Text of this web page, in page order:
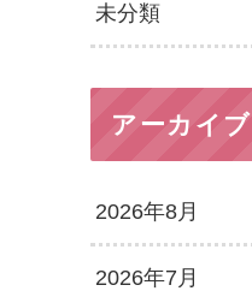
未分類
アーカイブ
2026年8月
2026年7月